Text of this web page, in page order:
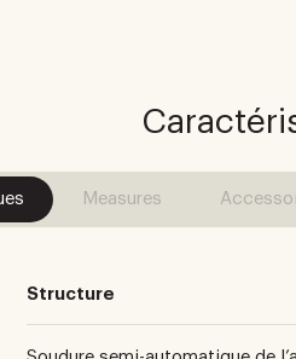
Measures
Structure